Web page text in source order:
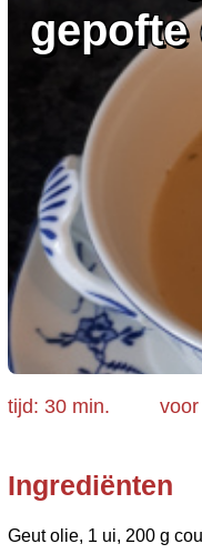
gepofte
tijd: 30 min. voor
Ingrediënten
Geut olie, 1 ui, 200 g